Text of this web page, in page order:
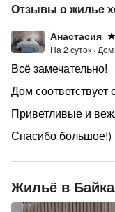
Отзывы о жилье
Анастасия
На 2 суток · Дом
Всё замечательно!
Дом соответствует
Приветливые и
Спасибо большое!)
Жильё в